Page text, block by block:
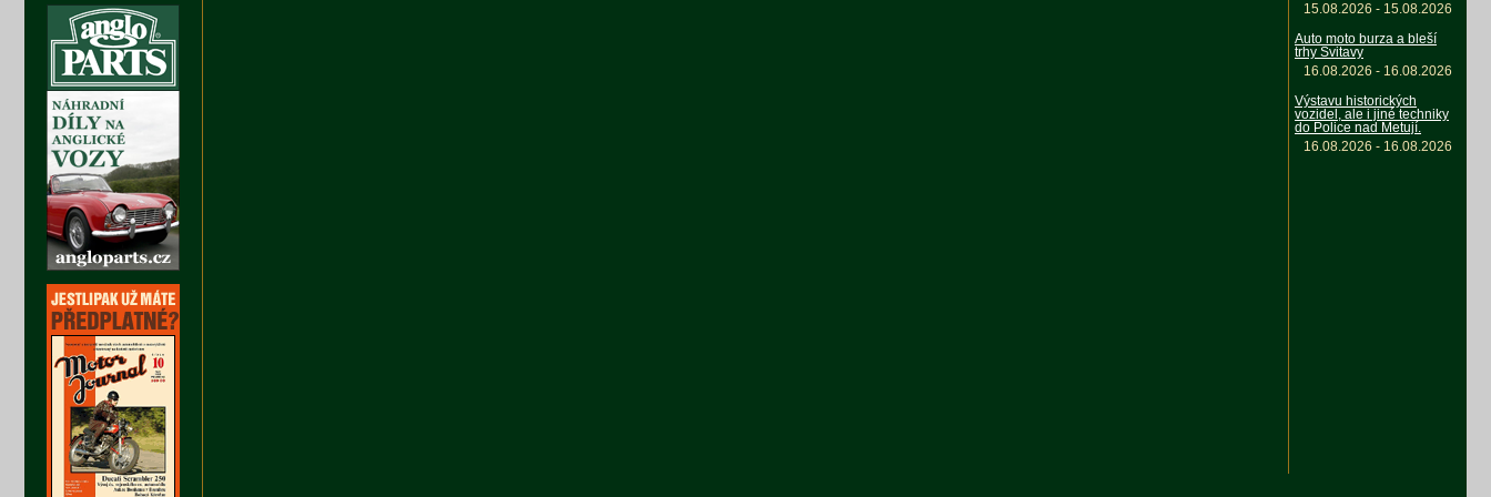
15.08.2026 - 15.08.2026
Auto moto burza a bleší
trhy Svitavy
16.08.2026 - 16.08.2026
Výstavu historických
vozidel, ale i jiné techniky
do Police nad Metují.
16.08.2026 - 16.08.2026